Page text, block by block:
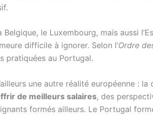
le Luxembourg, mais aussi
difficile à ignorer. Selon l’Ordre
pratiquées au Portugal.
une autre réalité européenne :
de meilleurs salaires, des
formés ailleurs. Le Portugal